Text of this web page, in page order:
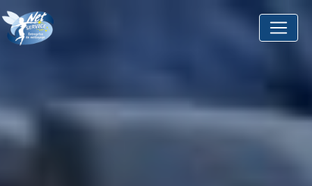
Panneau de gestion des cookies